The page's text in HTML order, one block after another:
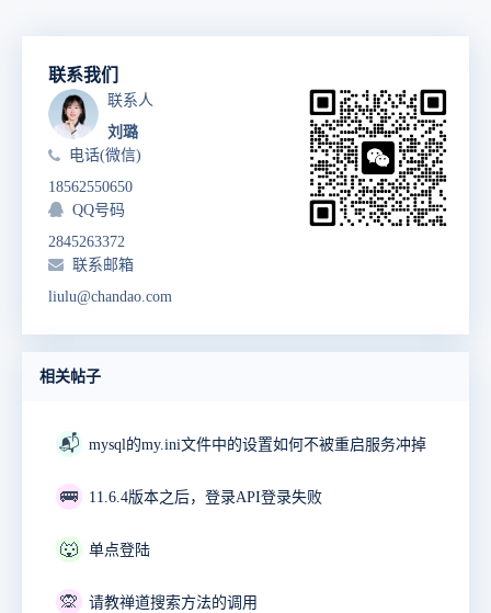
联系我们
联系人
刘璐
电话(微信)
18562550650
QQ号码
2845263372
联系邮箱
liulu@chandao.com
相关帖子
📬 mysql的my.ini文件中的设置如何不被重启服务冲掉
🚌 11.6.4版本之后，登录API登录失败
🐺 单点登陆
🙊 请教禅道搜索方法的调用